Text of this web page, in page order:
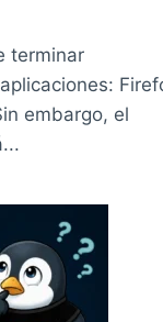
terminar
embargo, el